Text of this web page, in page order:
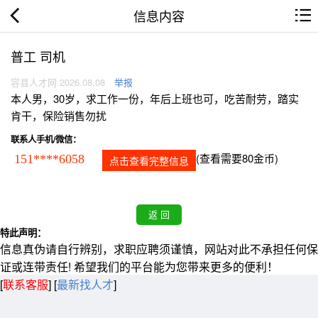
信息内容
普工 司机
容县人才网 2026.08.08 举报
本人男，30岁，求工作一份，年后上班也可，吃苦耐劳，踏实
肯干，保险销售勿扰
联系人手机/微信：
151****6058 点击查看完整信息 (查看需要80金币)
特此声明：
信息真伪请自行辨别，求职应聘须谨慎，网站对此不承担任何保
证或连带责任! 希望我们的平台能为您带来更多的便利！
[联系客服] [最新找人才]